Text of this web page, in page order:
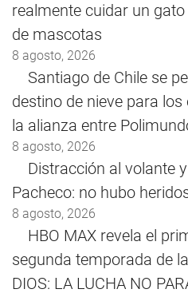
realmente cuidar un
de mascotas
8 agosto, 2026
Santiago de Chile se
destino de nieve para
la alianza entre
8 agosto, 2026
Distracción al volante
Pacheco: no hubo
8 agosto, 2026
HBO MAX revela el
segunda temporada de la
DIOS: LA LUCHA NO